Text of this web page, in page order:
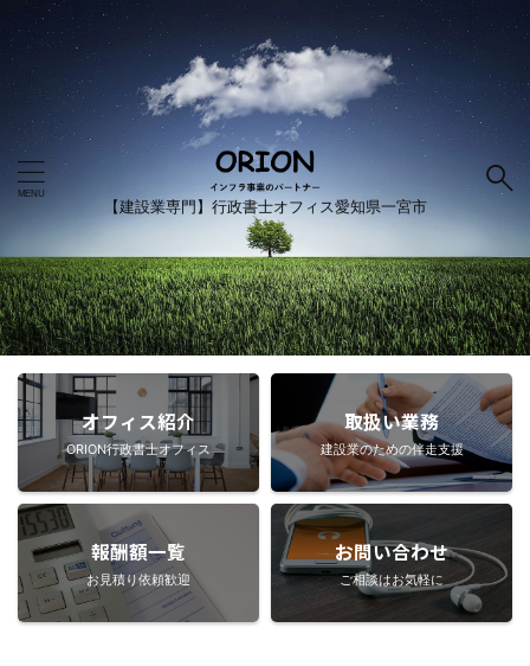
【建設業専門】行政書士オフィス愛知県一宮市
オフィス紹介
ORION行政書士オフィス
取扱い業務
建設業のための伴走支援
報酬額一覧
お見積り依頼歓迎
お問い合わせ
ご相談はお気軽に